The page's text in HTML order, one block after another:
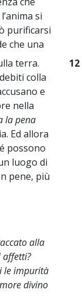
si
purificarsi
che una
terra.
colla
e
nella
la pena
Ed allora
possono
luogo di
pene, più
alla
affetti?
le impurità
divino
12